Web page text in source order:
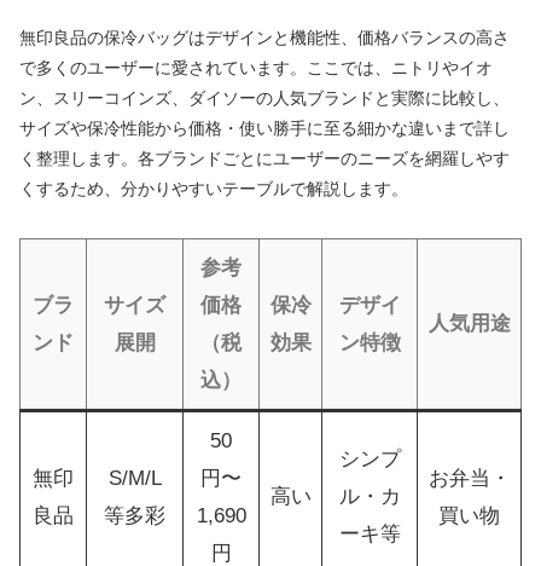
無印良品の保冷バッグはデザインと機能性、価格バランスの高さ
で多くのユーザーに愛されています。ここでは、ニトリやイオ
ン、スリーコインズ、ダイソーの人気ブランドと実際に比較し、
サイズや保冷性能から価格・使い勝手に至る細かな違いまで詳し
く整理します。各ブランドごとにユーザーのニーズを網羅しやす
くするため、分かりやすいテーブルで解説します。
ブラ
ンド
サイズ
展開
参考
価格
（税
込）
保冷
効果
デザイ
ン特徴
人気用途
無印
良品
S/M/L
等多彩
50
円〜
1,690
円
高い
シンプ
ル・カ
ーキ等
お弁当・
買い物